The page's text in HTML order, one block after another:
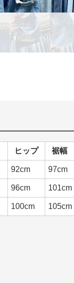
ヒップ 裾幅
92cm 97cm
96cm 101cm
100cm 105cm